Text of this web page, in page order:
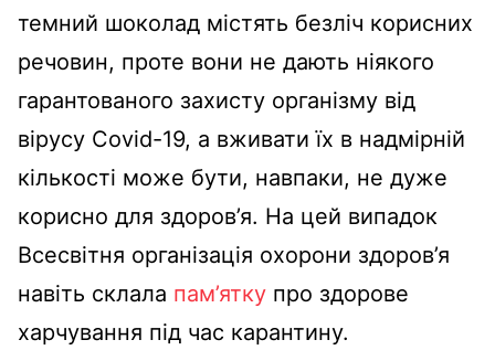
темний шоколад містять безліч корисних
речовин, проте вони не дають ніякого
гарантованого захисту організму від
вірусу Covid-19, а вживати їх в надмірній
кількості може бути, навпаки, не дуже
корисно для здоров’я. На цей випадок
Всесвітня організація охорони здоров’я
навіть склала пам’ятку про здорове
харчування під час карантину.